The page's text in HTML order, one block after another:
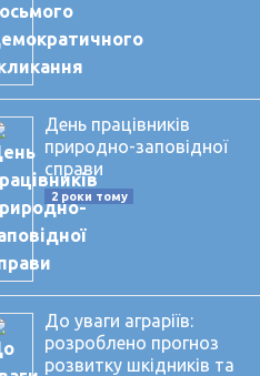
День працівників
природно-заповідної
справи
2 роки тому
До уваги аграріїв:
розроблено прогноз
розвитку шкідників та